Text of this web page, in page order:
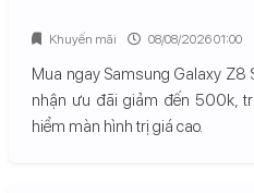
Mua ngay Samsung Galaxy Z8
nhận ưu đãi giảm đến 500k,
hiểm màn hình trị giá cao.
Khuyến mãi 08/08/2026 01:00